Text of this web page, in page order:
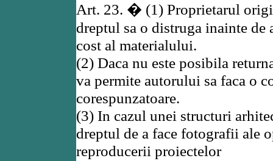
Art. 23. � (1) Proprietarul
dreptul sa o distruga inainte
cost al materialului.
(2) Daca nu este posibila
va permite autorului sa faca o
corespunzatoare.
(3) In cazul unei structuri
dreptul de a face fotografii ale
reproducerii proiectelor